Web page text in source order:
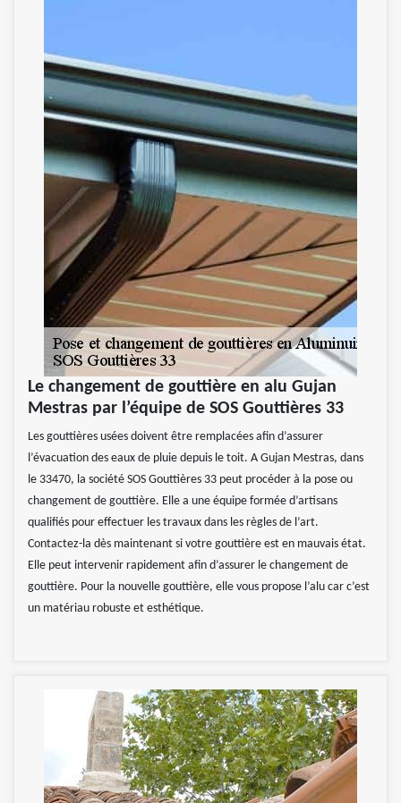
Le changement de gouttière en alu Gujan
Mestras par l’équipe de SOS Gouttières 33
Les gouttières usées doivent être remplacées afin d’assurer
l’évacuation des eaux de pluie depuis le toit. A Gujan Mestras, dans
le 33470, la société SOS Gouttières 33 peut procéder à la pose ou
changement de gouttière. Elle a une équipe formée d’artisans
qualifiés pour effectuer les travaux dans les règles de l’art.
Contactez-la dès maintenant si votre gouttière est en mauvais état.
Elle peut intervenir rapidement afin d’assurer le changement de
gouttière. Pour la nouvelle gouttière, elle vous propose l’alu car c’est
un matériau robuste et esthétique.